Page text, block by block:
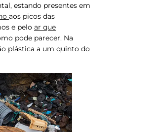
estando presentes em
aos picos das
e pelo ar que
pode parecer. Na
plástica a um quinto do